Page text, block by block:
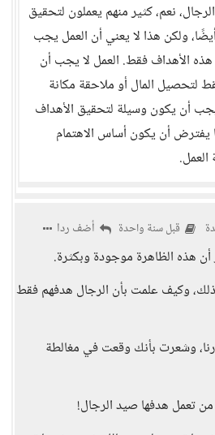
نعم، كثير منهم يعملون لتحقيق
أيضًا، ولكن هذا لا يعني أن العمل يجب
الأهداف فقط. العمل لا يجب أن
لتحصيل المال أو ملاحقة مكانة
أن يكون وسيلة لتحقيق الأهداف
يفترض أن يكون أساس الاهتمام
قبل سنة واحدة أضف ردا
أن هذه الظاهرة موجودة وبكثرة.
وكيف علمت بأن الرجال هدفهم فقط
وشعرت بأنك وقعت في مغالطة
تعمل هدفها صيد الرجال!